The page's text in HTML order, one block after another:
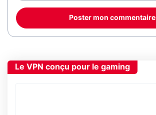
Poster mon commentaire
Le VPN conçu pour le gaming